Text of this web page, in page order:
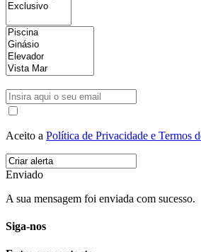
Aceito a Política de Privacidade e Termos
Enviado
A sua mensagem foi enviada com sucesso.
Siga-nos